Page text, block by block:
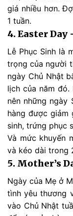
giá nhiều hơn.
1 tuần.
4. Easter Day
Lễ Phục Sinh là
trọng của người
ngày Chủ Nhật
lịch của năm
nên những ngày
hàng được giảm
sinh, trứng phục
Và mức khuyến
và kéo dài trong
5. Mother’s
Ngày của Mẹ ở
tình yêu thương
vào Chủ Nhật